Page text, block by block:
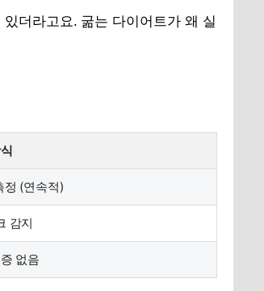
더라고요. 굶는 다이어트가 왜 실
정 (연속적)
감지
없음